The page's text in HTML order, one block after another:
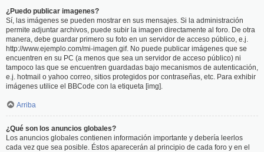
¿Puedo publicar imagenes?
Sí, las imágenes se pueden mostrar en sus mensajes. Si la administración
permite adjuntar archivos, puede subir la imagen directamente al foro. De otra
manera, debe guardar primero su foto en un servidor de acceso público, e.j.
http://www.ejemplo.com/mi-imagen.gif. No puede publicar imágenes que se
encuentren en su PC (a menos que sea un servidor de acceso público) ni
tampoco las que se encuentren guardadas bajo mecanismos de autenticación,
e.j. hotmail o yahoo correo, sitios protegidos por contraseñas, etc. Para exhibir
imágenes utilice el BBCode con la etiqueta [img].
Arriba
¿Qué son los anuncios globales?
Los anuncios globales contienen información importante y debería leerlos
cada vez que sea posible. Éstos aparecerán al principio de cada foro y en el